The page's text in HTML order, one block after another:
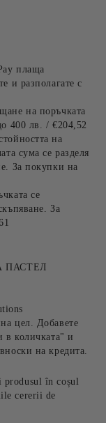
плаща
и разполагате с
на поръчката
400 лв. / €204,52
на
сума се разделя
За покупки на
се
За
ПАСТЕЛ
цел. Добавете
в количката" и
на кредита.
produsul în coșul
cererii de